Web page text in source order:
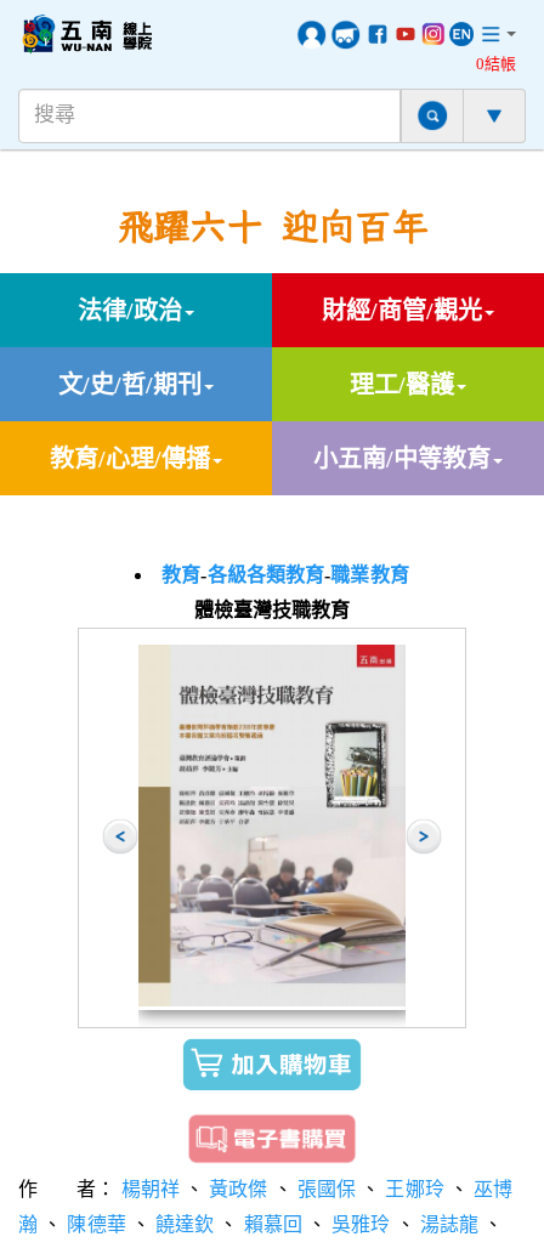
0結帳
飛躍六十 迎向百年
法律/政治 財經/商管/觀光
文/史/哲/期刊 理工/醫護
教育/心理/傳播 小五南/中等教育
教育-各級各類教育-職業教育
體檢臺灣技職教育
作 者： 楊朝祥、 黃政傑 、 張國保 、 王娜玲、巫博
瀚 、 陳德華、饒達欽 、 賴慕回 、 吳雅玲 、 湯誌龍 、